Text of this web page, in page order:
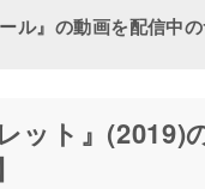
ル』の動画を配信中
ット』(2019)